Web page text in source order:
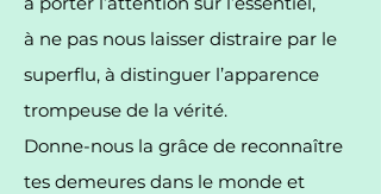
à ne pas nous laisser distraire par le
superflu, à distinguer l’apparence
trompeuse de la vérité.
Donne-nous la grâce de reconnaître
tes demeures dans le monde et